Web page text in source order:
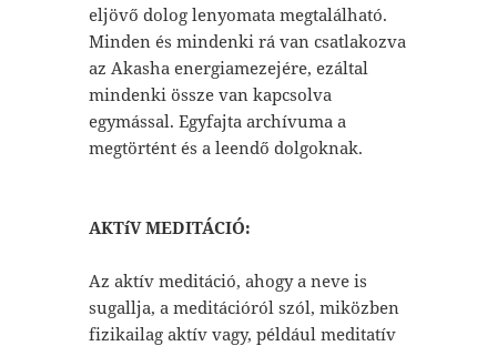
eljövő dolog lenyomata megtalálható.
Minden és mindenki rá van csatlakozva
az Akasha energiamezejére, ezáltal
mindenki össze van kapcsolva
egymással. Egyfajta archívuma a
megtörtént és a leendő dolgoknak.
AKTíV MEDITÁCIÓ:
Az aktív meditáció, ahogy a neve is
sugallja, a meditációról szól, miközben
fizikailag aktív vagy, például meditatív